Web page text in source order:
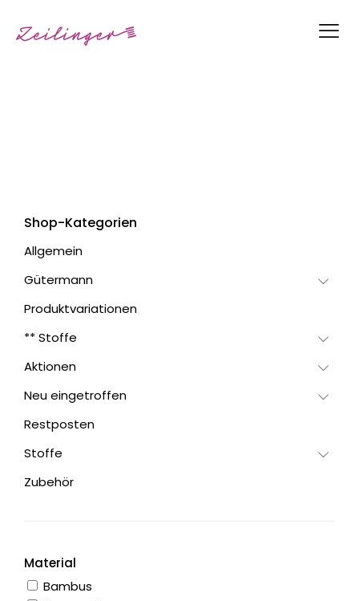
Shop-Kategorien
Allgemein
Gütermann
Produktvariationen
** Stoffe
Aktionen
Neu eingetroffen
Restposten
Stoffe
Zubehör
Material
Bambus